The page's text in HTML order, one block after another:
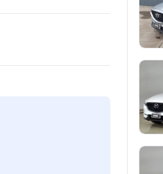
2020
2023
2.0